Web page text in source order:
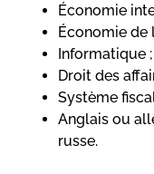
Économie
Économie de
Informatique ;
Droit des
Système
Anglais ou
russe.